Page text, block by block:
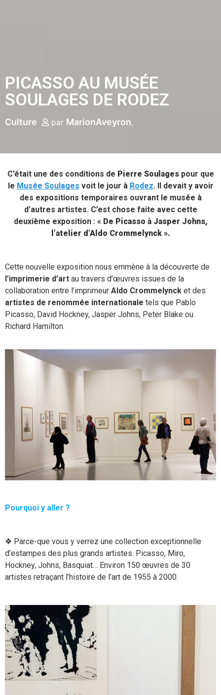
PICASSO AU MUSÉE
SOULAGES DE RODEZ
Culture par MarionAveyron
C’était une des conditions de Pierre Soulagespour que
le Musée Soulages voit le jour à Rodez. Il devait y avoir
des expositions temporaires ouvrant le musée à
d’autres artistes. C’est chose faite avec cette
deuxième exposition : « De Picasso à Jasper Johns,
l’atelier d’Aldo Crommelynck ».
Cette nouvelle exposition nous emmène à la découverte de
l’imprimerie d’art au travers d’œuvres issues de la
collaboration entre l’imprimeur Aldo Crommelynck et des
artistes de renommée internationale tels que Pablo
Picasso, David Hockney, Jasper Johns, Peter Blake ou
Richard Hamilton.
Pourquoi y aller ?
❖ Parce-que vous y verrez une collection exceptionnelle
d’estampes des plus grands artistes. Picasso, Miro,
Hockney, Johns, Basquiat… Environ 150 œuvres de 30
artistes retraçant l’histoire de l’art de 1955 à 2000.